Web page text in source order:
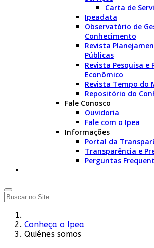
Carta de
Ipeadata
Observatório de
Conhecimento
Revista
Públicas
Revista Pesquisa e
Econômico
Revista Tempo do
Repositório do
Fale Conosco
Ouvidoria
Fale com o Ipea
Informações
Portal da
Transparência e
Perguntas
Conheça o Ipea
Quiénes somos